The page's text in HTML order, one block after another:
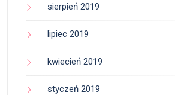
sierpień 2019
lipiec 2019
kwiecień 2019
styczeń 2019